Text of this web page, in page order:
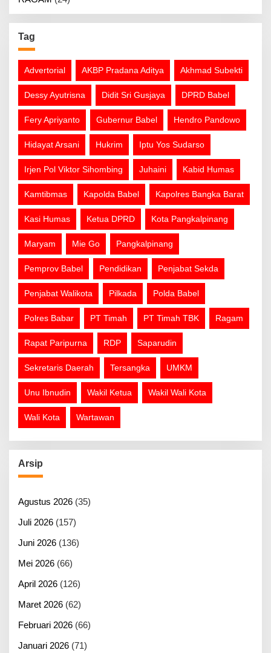
Tag
Advertorial AKBP Pradana Aditya Akhmad Subekti
Dessy Ayutrisna Didit Sri Gusjaya DPRD Babel
Fery Apriyanto Gubernur Babel Hendro Pandowo
Hidayat Arsani Hukrim Iptu Yos Sudarso
Irjen Pol Viktor Sihombing Juhaini Kabid Humas
Kamtibmas Kapolda Babel Kapolres Bangka Barat
Kasi Humas Ketua DPRD Kota Pangkalpinang
Maryam Mie Go Pangkalpinang
Pemprov Babel Pendidikan Penjabat Sekda
Penjabat Walikota Pilkada Polda Babel
Polres Babar PT Timah PT Timah TBK Ragam
Rapat Paripurna RDP Saparudin
Sekretaris Daerah Tersangka UMKM
Unu Ibnudin Wakil Ketua Wakil Wali Kota
Wali Kota Wartawan
Arsip
Agustus 2026 (35)
Juli 2026 (157)
Juni 2026 (136)
Mei 2026 (66)
April 2026 (126)
Maret 2026 (62)
Februari 2026 (66)
Januari 2026 (71)